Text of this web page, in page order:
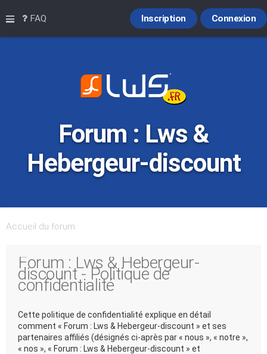
Raccourcis
FAQ Connexion
Inscription
Forum : Lws &
Hebergeur-discount
Accueil du forum
Forum : Lws & Hebergeur-
discount - Politique de
confidentialité
Cette politique de confidentialité explique en détail
comment « Forum : Lws & Hebergeur-discount » et ses
partenaires affiliés (désignés ci-après par « nous », « notre »,
« nos », « Forum : Lws & Hebergeur-discount » et